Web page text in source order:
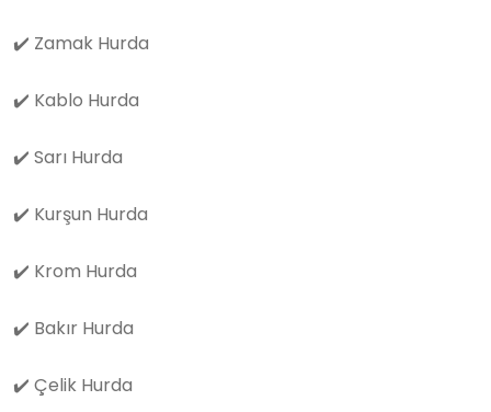
✔️ Zamak Hurda
✔️ Kablo Hurda
✔️ Sarı Hurda
✔️ Kurşun Hurda
✔️ Krom Hurda
✔️ Bakır Hurda
✔️ Çelik Hurda